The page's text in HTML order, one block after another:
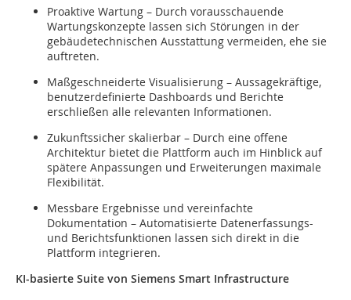
Proaktive Wartung – Durch vorausschauende
Wartungskonzepte lassen sich Störungen in der
gebäudetechnischen Ausstattung vermeiden, ehe sie
auftreten.
Maßgeschneiderte Visualisierung – Aussagekräftige,
benutzerdefinierte Dashboards und Berichte
erschließen alle relevanten Informationen.
Zukunftssicher skalierbar – Durch eine offene
Architektur bietet die Plattform auch im Hinblick auf
spätere Anpassungen und Erweiterungen maximale
Flexibilität.
Messbare Ergebnisse und vereinfachte
Dokumentation – Automatisierte Datenerfassungs-
und Berichtsfunktionen lassen sich direkt in die
Plattform integrieren.
KI-basierte Suite von Siemens Smart Infrastructure